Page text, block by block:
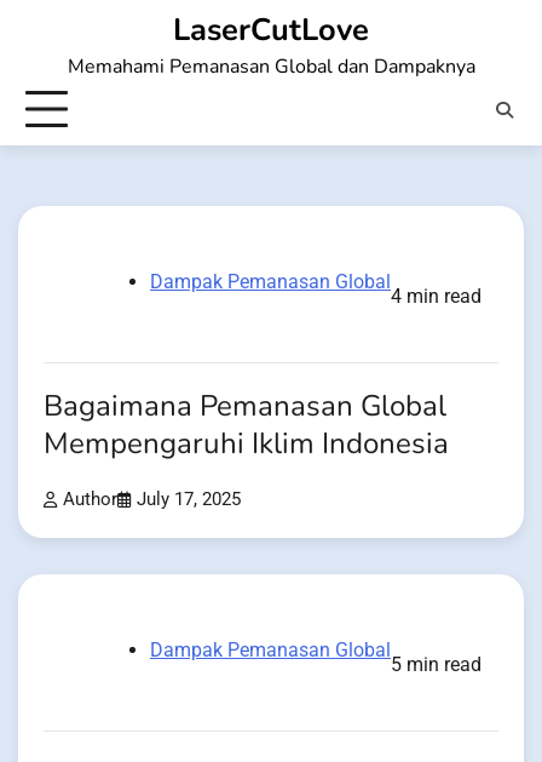
LaserCutLove
Memahami Pemanasan Global dan Dampaknya
Dampak Pemanasan Global
4 min read
Bagaimana Pemanasan Global
Mempengaruhi Iklim Indonesia
Author July 17, 2025
Dampak Pemanasan Global
5 min read